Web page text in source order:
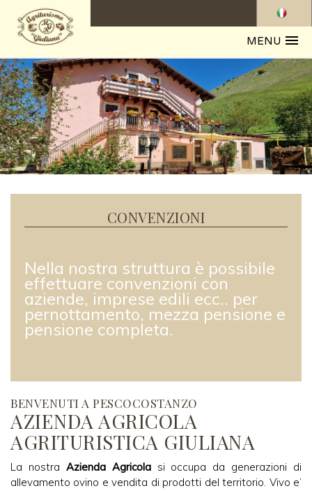
MENU
CONVENZIONI
Nella nostra struttura è possibile
effettuare convenzioni con
aziende, imprese edili ecc.. per
pernottamento, mezza pensione e
pensione completa.
BENVENUTI A PESCOCOSTANZO
AZIENDA AGRICOLA
AGRITURISTICA GIULIANA
La nostra Azienda Agricolasi occupa da generazioni di
allevamento ovino e vendita di prodotti del territorio. Vivo e’